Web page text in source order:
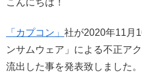
「カプコン」 社が2020年11月
ンサムウェア」による不正ア
流出した事を発表致しました。